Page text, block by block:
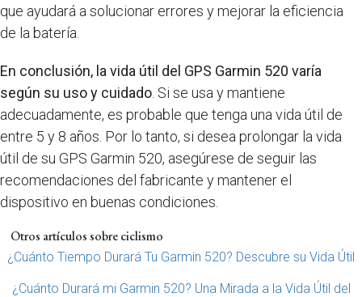
que ayudará a solucionar errores y mejorar la eficiencia
de la batería.
En conclusión, la vida útil del GPS Garmin 520 varía
según su uso y cuidado . Si se usa y mantiene
adecuadamente, es probable que tenga una vida útil de
entre 5 y 8 años. Por lo tanto, si desea prolongar la vida
útil de su GPS Garmin 520, asegúrese de seguir las
recomendaciones del fabricante y mantener el
dispositivo en buenas condiciones.
Otros artículos sobre ciclismo
¿Cuánto Tiempo Durará Tu Garmin 520? Descubre su Vida Útil
¿Cuánto Durará mi Garmin 520? Una Mirada a la Vida Útil del